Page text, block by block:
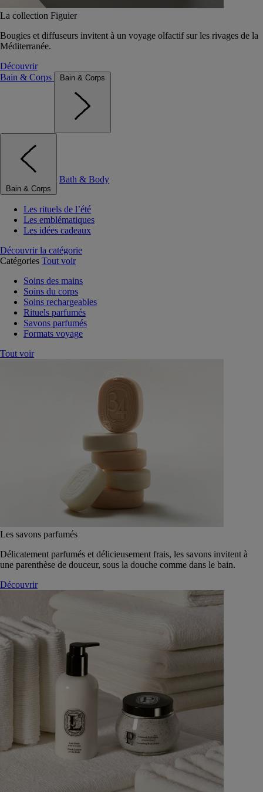
La collection Figuier
Bougies et diffuseurs invitent à un voyage olfactif sur les rivages de la
Méditerranée.
Découvrir
Bain & Corps
Bain & Corps
Bain & Corps
Bath & Body
Les rituels de l’été
Les emblématiques
Les idées cadeaux
Découvrir la catégorie
Catégories Tout voir
Soins des mains
Soins du corps
Soins rechargeables
Rituels parfumés
Savons parfumés
Formats voyage
Tout voir
Les savons parfumés
Délicatement parfumés et délicieusement frais, les savons invitent à
une parenthèse de douceur, sous la douche comme dans le bain.
Découvrir